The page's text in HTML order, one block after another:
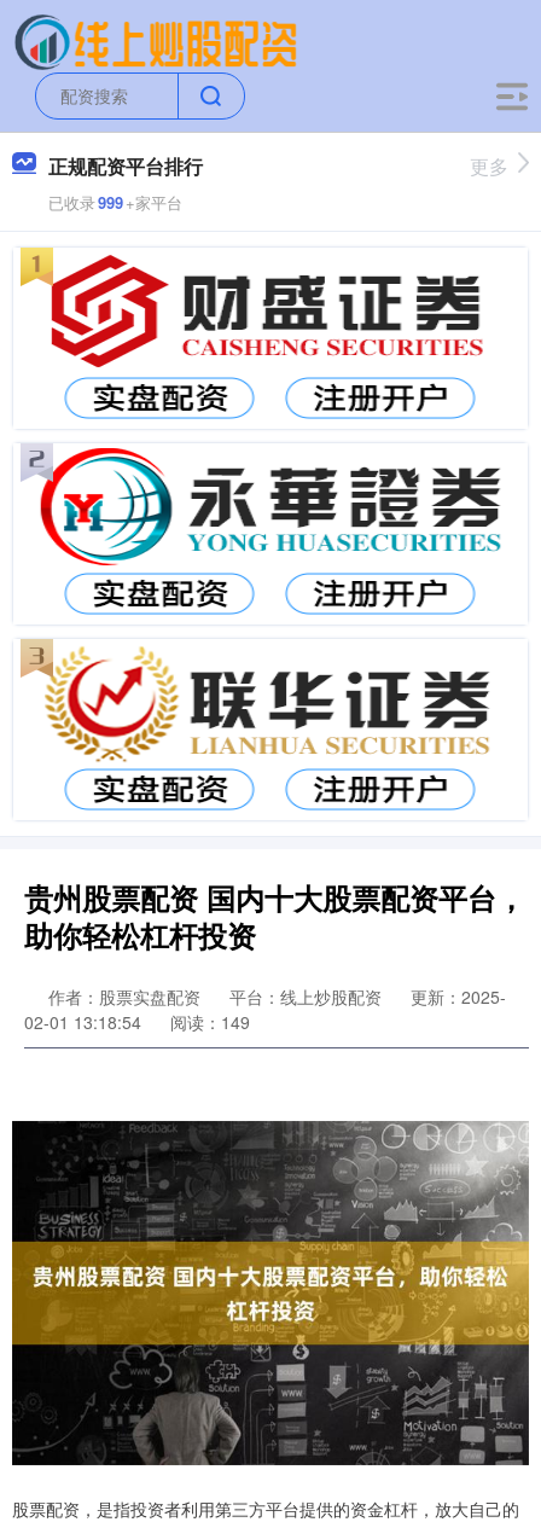
正规配资平台排行
已收录999+家平台
更多
贵州股票配资 国内十大股票配资平台，
助你轻松杠杆投资
作者：股票实盘配资 平台：线上炒股配资
更新：2025-
02-01 13:18:54
阅读：149
股票配资，是指投资者利用第三方平台提供的资金杠杆，放大自己的